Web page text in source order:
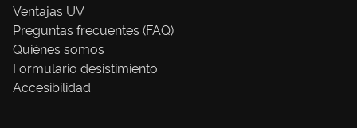
Ventajas UV
Preguntas frecuentes (FAQ)
Quiénes somos
Formulario desistimiento
Accesibilidad